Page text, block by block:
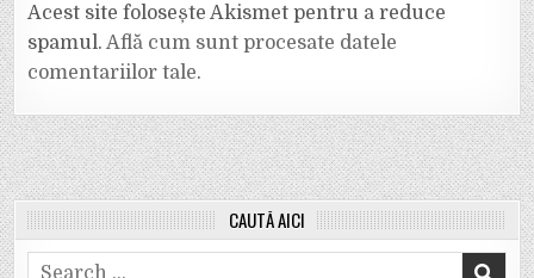
Acest site folosește Akismet pentru a reduce
spamul.Află cum sunt procesate datele
comentariilor tale.
CAUTĂ AICI
Search